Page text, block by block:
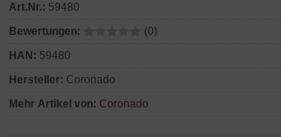
Art.Nr.: 59480
Bewertungen:
(0)
HAN: 59480
Hersteller: Coronado
Mehr Artikel von: Coronado